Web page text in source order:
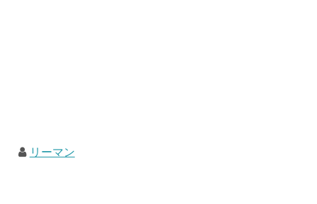
リーマン